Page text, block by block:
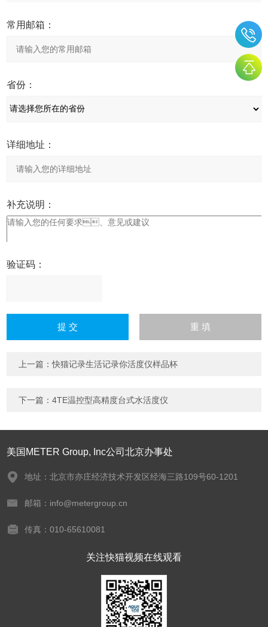
常用邮箱：
省份：
详细地址：
补充说明：
验证码：
字），如：三加四=7
上一篇：快猫记录生活记录你活度仪样品杯
下一篇：4TE温控型高精度台式水活度仪
美国METER Group, Inc公司北京办事处
地址：北京市亦庄经济技术开发区经海三路109号60-1201
邮箱：info@metergroup.cn
传真：010-65610081
关注快猫视频在线观看